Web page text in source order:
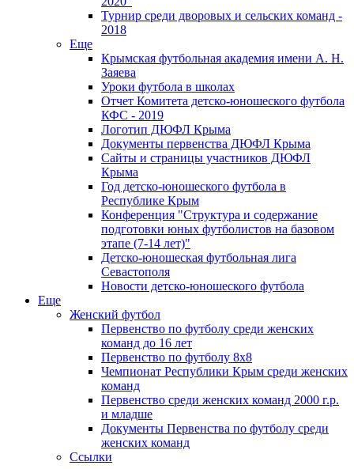
Турнир среди дворовых и сельских команд -
2018
Еще
Крымская футбольная академия имени А. Н.
Заяева
Уроки футбола в школах
Отчет Комитета детско-юношеского футбола
КФС - 2019
Логотип ДЮФЛ Крыма
Документы первенства ДЮФЛ Крыма
Сайты и страницы участников ДЮФЛ
Крыма
Год детско-юношеского футбола в
Республике Крым
Конференция "Структура и содержание
подготовки юных футболистов на базовом
этапе (7-14 лет)"
Детско-юношеская футбольная лига
Севастополя
Новости детско-юношеского футбола
Еще
Женский футбол
Первенство по футболу среди женских
команд до 16 лет
Первенство по футболу 8х8
Чемпионат Республики Крым среди женских
команд
Первенство среди женских команд 2000 г.р.
и младше
Документы Первенства по футболу среди
женских команд
Ссылки